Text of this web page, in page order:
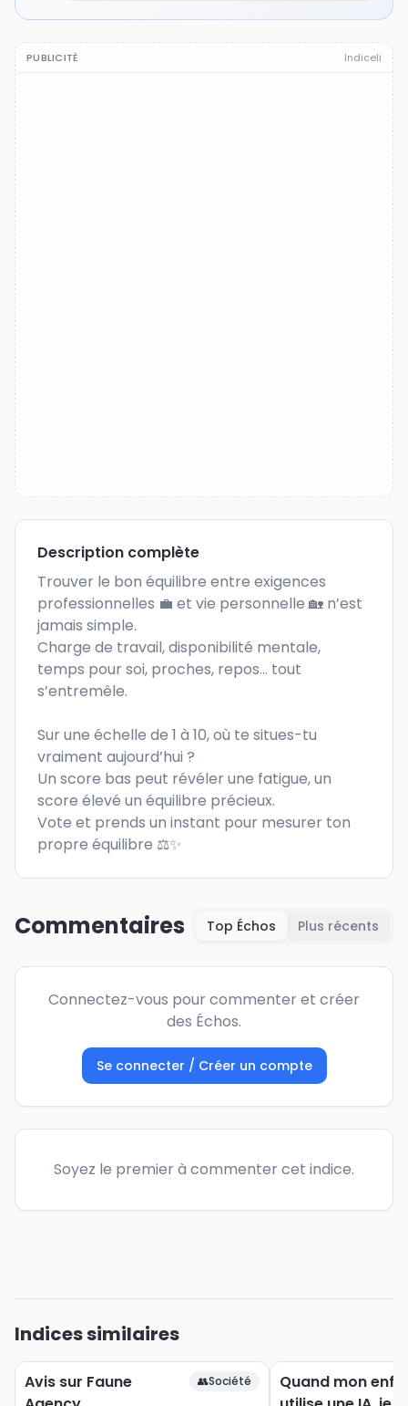
PUBLICITÉ Indiceli
Description complète
Trouver le bon équilibre entre exigences
professionnelles 💼 et vie personnelle 🏡 n’est
jamais simple.
Charge de travail, disponibilité mentale,
temps pour soi, proches, repos… tout
s’entremêle.
Sur une échelle de 1 à 10, où te situes-tu
vraiment aujourd’hui ?
Un score bas peut révéler une fatigue, un
score élevé un équilibre précieux.
Vote et prends un instant pour mesurer ton
propre équilibre ⚖️✨
Commentaires Top Échos Plus récents
Connectez-vous pour commenter et créer
des Échos.
Se connecter / Créer un compte
Soyez le premier à commenter cet indice.
Indices similaires
Avis sur Faune
👥Société
Quand mon